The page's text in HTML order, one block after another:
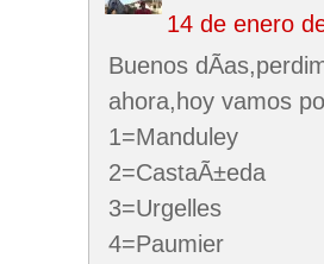
14 de enero
Buenos
ahora,hoy vamos
1=Manduley
2=CastaÃ±eda
3=Urgelles
4=Paumier